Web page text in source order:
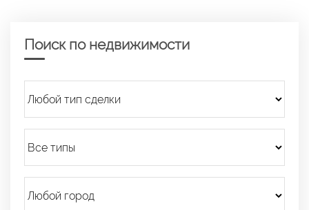
Поиск по недвижимости